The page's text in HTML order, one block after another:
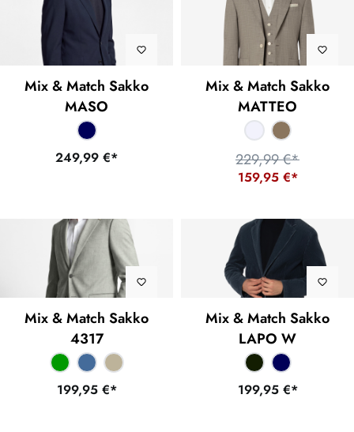
Mix & Match Sakko
MASO
249,99 €*
Mix & Match Sakko
MATTEO
159,95 €*
229,99 €*
Mix & Match Sakko
4317
199,95 €*
Mix & Match Sakko
LAPO W
199,95 €*